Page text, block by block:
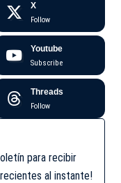
X
Follow
Youtube
Subscribe
Threads
Follow
para recibir
al instante!